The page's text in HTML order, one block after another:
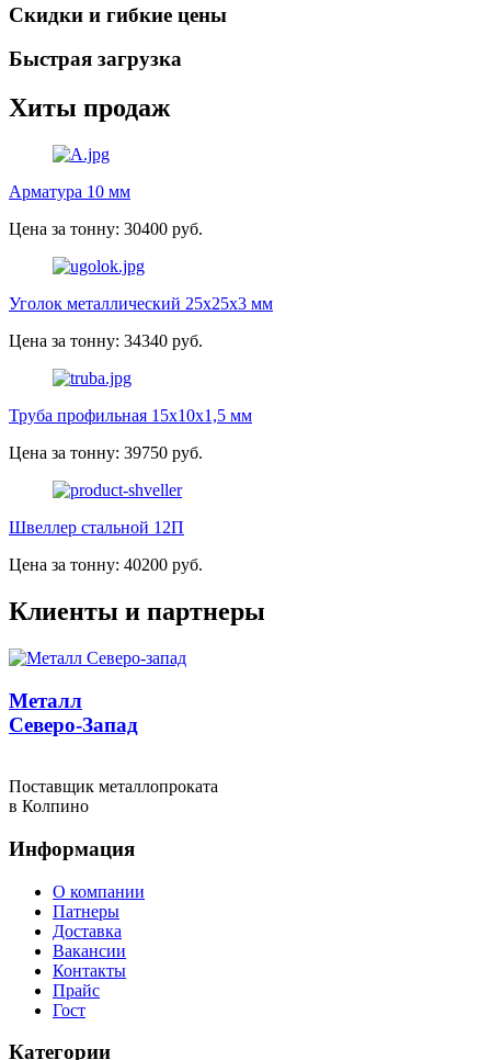
Скидки и гибкие цены
Быстрая загрузка
Хиты продаж
Арматура 10 мм
Цена за тонну: 30400 руб.
Уголок металлический 25х25х3 мм
Цена за тонну: 34340 руб.
Труба профильная 15х10х1,5 мм
Цена за тонну: 39750 руб.
Швеллер стальной 12П
Цена за тонну: 40200 руб.
Клиенты и партнеры
Металл
Северо-Запад
Поставщик металлопроката
в Колпино
Информация
О компании
Патнеры
Доставка
Вакансии
Контакты
Прайс
Гост
Категории